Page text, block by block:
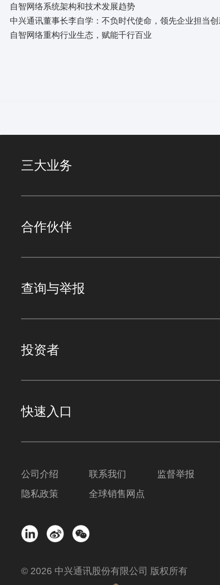
自智网络系统架构和技术发展趋势
中兴通讯董事长李自学：不负时代使命，领先企业担当
自智网络重构行业生态，赋能千行百业
三大业务
合作伙伴
查询与举报
投资者
快速入口
公司介绍 联系我们
监督举报
隐私政策
全球销售网点
© 2026 中兴通讯股份有限公司 版权所有